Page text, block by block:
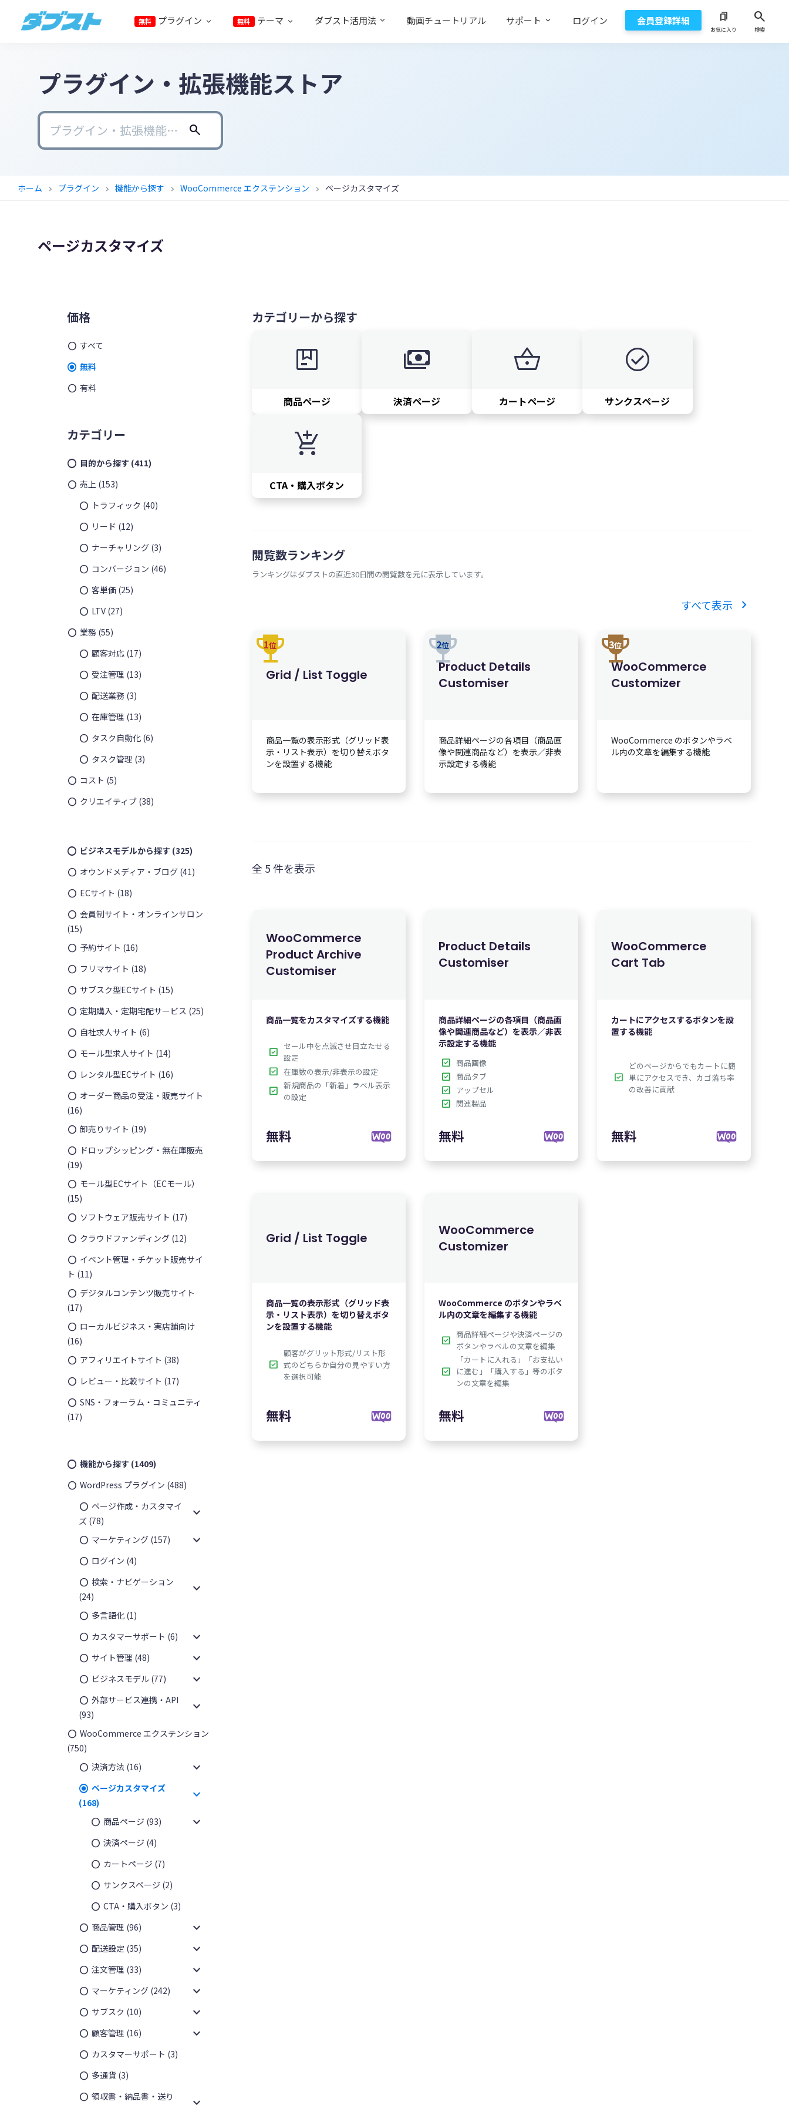
ネ
無料 プラグイン 無料 テーマ ダブスト活用法 動画チュートリアル サポート ログイン 会員登録詳細 bookmarks
お気に入り
search
検索
プラグイン・拡張機能ストア
search
ホーム chevron_right プラグイン chevron_right 機能から探す chevron_right WooCommerce エクステンション chevron_right ページカスタマイズ
ページカスタマイズ
メ
イ
ン
サ
ド
バ
ー
価格
すべて
無料
有料
カテゴリー
目的から探す (411)
売上 (153)
トラフィック (40)
リード (12)
ナーチャリング (3)
コンバージョン (46)
客単価 (25)
LTV (27)
業務 (55)
顧客対応 (17)
受注管理 (13)
配送業務 (3)
在庫管理 (13)
タスク自動化 (6)
タスク管理 (3)
コスト (5)
クリエイティブ (38)
ビジネスモデルから探す (325)
オウンドメディア・ブログ (41)
ECサイト (18)
会員制サイト・オンラインサロン
(15)
予約サイト (16)
フリマサイト (18)
サブスク型ECサイト (15)
定期購入・定期宅配サービス (25)
自社求人サイト (6)
モール型求人サイト (14)
レンタル型ECサイト (16)
オーダー商品の受注・販売サイト
(16)
卸売りサイト (19)
ドロップシッピング・無在庫販売
(19)
モール型ECサイト（ECモール）
(15)
ソフトウェア販売サイト (17)
クラウドファンディング (12)
イベント管理・チケット販売サイ
ト (11)
デジタルコンテンツ販売サイト
(17)
ローカルビジネス・実店舗向け
(16)
アフィリエイトサイト (38)
レビュー・比較サイト (17)
SNS・フォーラム・コミュニティ
(17)
機能から探す (1409)
WordPress プラグイン (488)
ページ作成・カスタマイ
ズ (78) expand_more
マーケティング (157) expand_more
ログイン (4)
検索・ナビゲーション
(24)
expand_more
多言語化 (1)
カスタマーサポート (6) expand_more
サイト管理 (48) expand_more
ビジネスモデル (77) expand_more
外部サービス連携・API
(93)
expand_more
WooCommerce エクステンション
(750)
決済方法 (16) expand_more
ページカスタマイズ
(168)
expand_more
商品ページ (93) expand_more
決済ページ (4)
カートページ (7)
サンクスページ (2)
CTA・購入ボタン (3)
商品管理 (96) expand_more
配送設定 (35) expand_more
注文管理 (33) expand_more
マーケティング (242) expand_more
サブスク (10) expand_more
顧客管理 (16) expand_more
カスタマーサポート (3)
多通貨 (3)
領収書・納品書・送り
カテゴリーから探す
package
商品ページ
payments
決済ページ
shopping_basket
カートページ
check_circle
サンクスページ
add_shopping_cart
CTA・購入ボタン
閲覧数ランキング
ランキングはダブストの直近30日間の閲覧数を元に表示しています。
すべて表示 chevron_right
trophy
1位
Grid / List Toggle
商品一覧の表示形式（グリッド表
示・リスト表示）を切り替えボタ
ンを設置する機能
trophy
2位
Product Details
Customiser
商品詳細ページの各項目（商品画
像や関連商品など）を表示／非表
示設定する機能
trophy
3位
WooCommerce
Customizer
WooCommerce のボタンやラベ
ル内の文章を編集する機能
全 5 件を表示
WooCommerce
Product Archive
Customiser
商品一覧をカスタマイズする機能
check_box セール中を点滅させ目立たせる
設定
check_box 在庫数の表示/非表示の設定
check_box 新規商品の「新着」ラベル表示
の設定
Product Details
Customiser
商品詳細ページの各項目（商品画
像や関連商品など）を表示／非表
示設定する機能
check_box 商品画像
check_box 商品タブ
check_box アップセル
check_box 関連製品
WooCommerce
Cart Tab
カートにアクセスするボタンを設
置する機能
check_box
どのページからでもカートに簡
単にアクセスでき、カゴ落ち率
の改善に貢献
無料
Grid / List Toggle
商品一覧の表示形式（グリッド表
示・リスト表示）を切り替えボタ
ンを設置する機能
check_box
顧客がグリット形式/リスト形
式のどちらか自分の見やすい方
を選択可能
WooCommerce
Customizer
WooCommerce のボタンやラベ
ル内の文章を編集する機能
check_box 商品詳細ページや決済ページの
ボタンやラベルの文章を編集
check_box
「カートに入れる」「お支払い
に進む」「購入する」等のボタ
ンの文章を編集